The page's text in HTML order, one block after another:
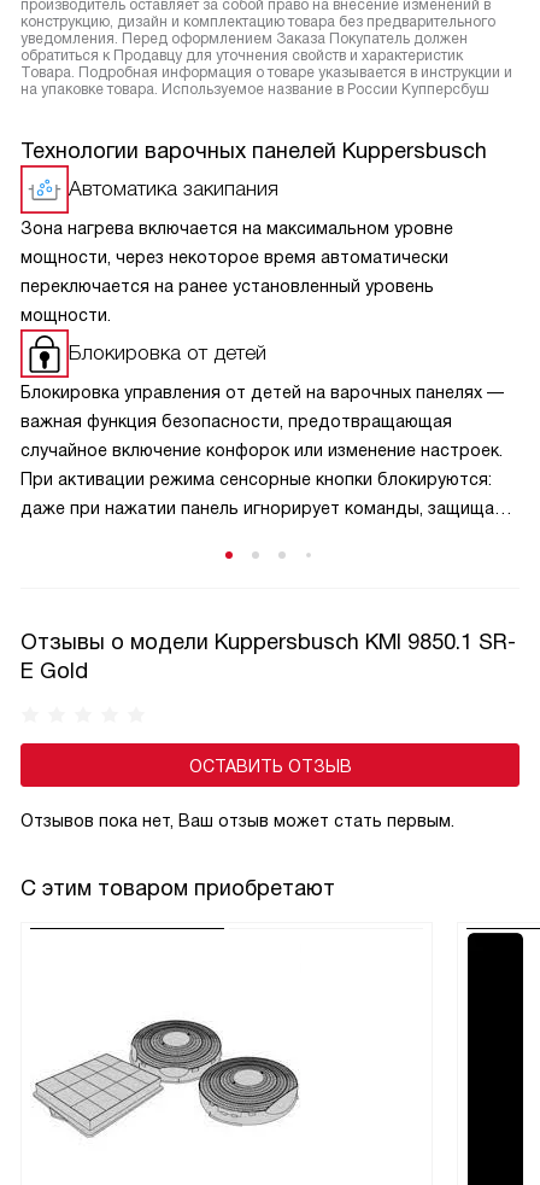
производитель оставляет за собой право на внесение изменений в
конструкцию, дизайн и комплектацию товара без предварительного
уведомления. Перед оформлением Заказа Покупатель должен
обратиться к Продавцу для уточнения свойств и характеристик
Товара. Подробная информация о товаре указывается в инструкции и
на упаковке товара. Используемое название в России Купперсбуш
Технологии варочных панелей Kuppersbusch
Автоматика закипания
Зона нагрева включается на максимальном уровне
мощности, через некоторое время автоматически
переключается на ранее установленный уровень
мощности.
Блокировка от детей
Блокировка управления от детей на варочных панелях —
важная функция безопасности, предотвращающая
случайное включение конфорок или изменение настроек.
При активации режима сенсорные кнопки блокируются:
даже при нажатии панель игнорирует команды, защищая
в семьях с маленькими детьми и добавляет спокойствие
при готовке.
Отзывы о модели Kuppersbusch KMI 9850.1 SR-
E Gold
ОСТАВИТЬ ОТЗЫВ
Отзывов пока нет, Ваш отзыв может стать первым.
С этим товаром приобретают